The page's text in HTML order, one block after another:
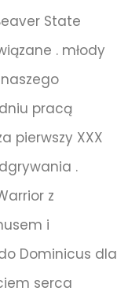
State
. młody
pracą
pierwszy XXX
.
z
i
Dominicus dla
serca